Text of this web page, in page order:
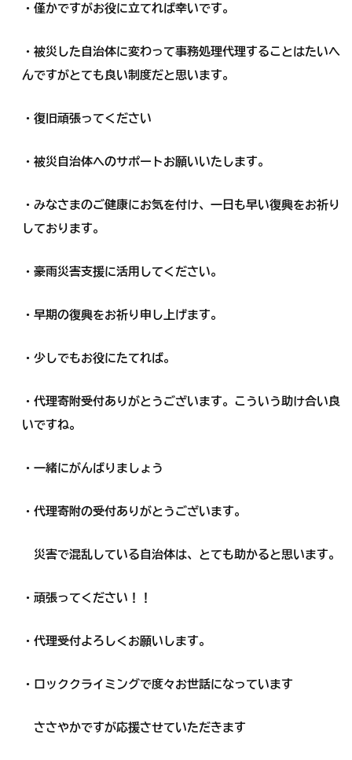
・僅かですがお役に立てれば幸いです。
・被災した自治体に変わって事務処理代理することはたいへ
んですがとても良い制度だと思います。
・復旧頑張ってください
・被災自治体へのサポートお願いいたします。
・みなさまのご健康にお気を付け、一日も早い復興をお祈り
しております。
・豪雨災害支援に活用してください。
・早期の復興をお祈り申し上げます。
・少しでもお役にたてれば。
・代理寄附受付ありがとうございます。こういう助け合い良
いですね。
・一緒にがんばりましょう
・代理寄附の受付ありがとうございます。
災害で混乱している自治体は、とても助かると思います。
・頑張ってください！！
・代理受付よろしくお願いします。
・ロッククライミングで度々お世話になっています
ささやかですが応援させていただきます